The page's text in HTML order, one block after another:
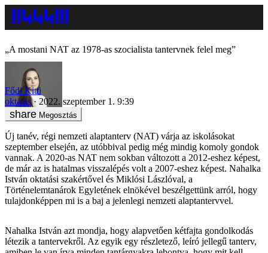
„A mostani NAT az 1978-as szocialista tantervnek felel meg”
Fődi Kitti
oktatás
2022. szeptember 1. 9:39
Megosztás
Új tanév, régi nemzeti alaptanterv (NAT) várja az iskolásokat
szeptember elsején, az utóbbival pedig még mindig komoly gondok
vannak. A 2020-as NAT nem sokban változott a 2012-eshez képest,
de már az is hatalmas visszalépés volt a 2007-eshez képest. Nahalka
István oktatási szakértővel és Miklósi Lászlóval, a
Történelemtanárok Egyletének elnökével beszélgettünk arról, hogy
tulajdonképpen mi is a baj a jelenlegi nemzeti alaptantervvel.
Nahalka István azt mondja, hogy alapvetően kétfajta gondolkodás
létezik a tantervekről. Az egyik egy részletező, leíró jellegű tanterv,